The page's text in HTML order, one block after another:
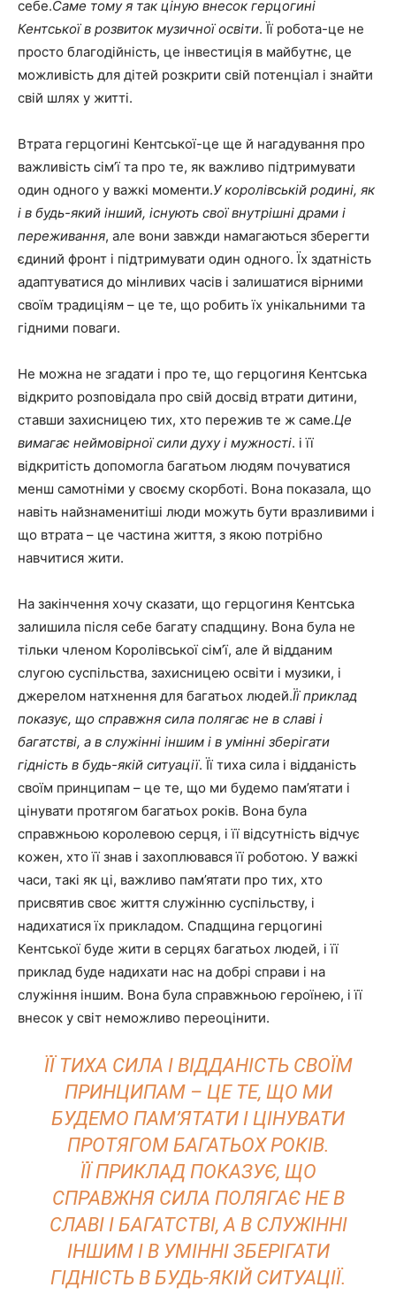
себе.Саме тому я так ціную внесок герцогині
Кентської в розвиток музичної освіти. Її робота-це не
просто благодійність, це інвестиція в майбутнє, це
можливість для дітей розкрити свій потенціал і знайти
свій шлях у житті.
Втрата герцогині Кентської-це ще й нагадування про
важливість сім’ї та про те, як важливо підтримувати
один одного у важкі моменти.У королівській родині, як
і в будь-який інший, існують свої внутрішні драми і
переживання, але вони завжди намагаються зберегти
єдиний фронт і підтримувати один одного. Їх здатність
адаптуватися до мінливих часів і залишатися вірними
своїм традиціям – це те, що робить їх унікальними та
гідними поваги.
Не можна не згадати і про те, що герцогиня Кентська
відкрито розповідала про свій досвід втрати дитини,
ставши захисницею тих, хто пережив те ж саме.Це
вимагає неймовірної сили духу і мужності. і її
відкритість допомогла багатьом людям почуватися
менш самотніми у своєму скорботі. Вона показала, що
навіть найзнаменитіші люди можуть бути вразливими і
що втрата – це частина життя, з якою потрібно
навчитися жити.
На закінчення хочу сказати, що герцогиня Кентська
залишила після себе багату спадщину. Вона була не
тільки членом Королівської сім’ї, але й відданим
слугою суспільства, захисницею освіти і музики, і
джерелом натхнення для багатьох людей.Її приклад
показує, що справжня сила полягає не в славі і
багатстві, а в служінні іншим і в умінні зберігати
гідність в будь-якій ситуації. Її тиха сила і відданість
своїм принципам – це те, що ми будемо пам’ятати і
цінувати протягом багатьох років. Вона була
справжньою королевою серця, і її відсутність відчує
кожен, хто її знав і захоплювався її роботою. У важкі
часи, такі як ці, важливо пам’ятати про тих, хто
присвятив своє життя служінню суспільству, і
надихатися їх прикладом. Спадщина герцогині
Кентської буде жити в серцях багатьох людей, і її
приклад буде надихати нас на добрі справи і на
служіння іншим. Вона була справжньою героїнею, і її
внесок у світ неможливо переоцінити.
ЇЇ ТИХА СИЛА І ВІДДАНІСТЬ СВОЇМ
ПРИНЦИПАМ – ЦЕ ТЕ, ЩО МИ
БУДЕМО ПАМ’ЯТАТИ І ЦІНУВАТИ
ПРОТЯГОМ БАГАТЬОХ РОКІВ.
ЇЇ ПРИКЛАД ПОКАЗУЄ, ЩО
СПРАВЖНЯ СИЛА ПОЛЯГАЄ НЕ В
СЛАВІ І БАГАТСТВІ, А В СЛУЖІННІ
ІНШИМ І В УМІННІ ЗБЕРІГАТИ
ГІДНІСТЬ В БУДЬ-ЯКІЙ СИТУАЦІЇ.